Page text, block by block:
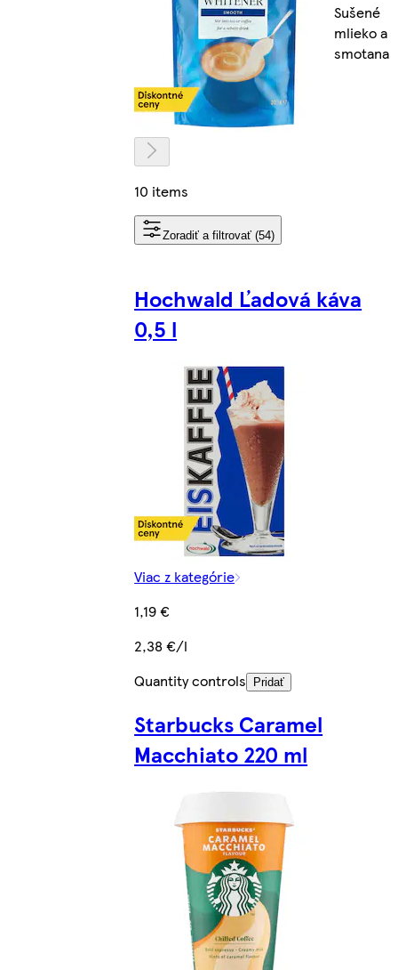
Sušené
mlieko a
smotana
10 items
Zoradiť a filtrovať (54)
Hochwald Ľadová káva
0,5 l
Viac z kategórie
1,19 €
2,38 €/l
Quantity controls Pridať
Starbucks Caramel
Macchiato 220 ml